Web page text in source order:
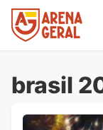
brasil